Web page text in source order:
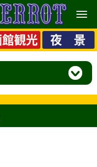
メ
ニ
ュ
ー